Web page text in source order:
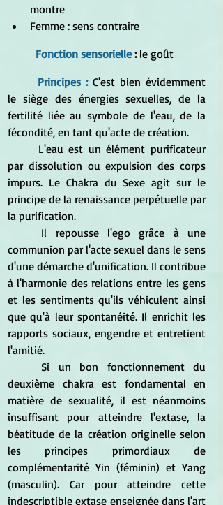
montre
Femme : sens contraire
Fonction sensorielle : le goût
Principes : C'est bien évidemment
le siège des énergies sexuelles, de la
fertilité liée au symbole de l'eau, de la
fécondité, en tant qu'acte de création.
par dissolution ou expulsion des corps
impurs. Le Chakra du Sexe agit sur le
principe de la renaissance perpétuelle par
la purification.
communion par l'acte sexuel dans le sens
d'une démarche d'unification. Il contribue
à l'harmonie des relations entre les gens
et les sentiments qu'ils véhiculent ainsi
que qu'à leur spontanéité. Il enrichit les
rapports sociaux, engendre et entretient
l'amitié.
deuxième chakra est fondamental en
matière de sexualité, il est néanmoins
insuffisant pour atteindre l'extase, la
béatitude de la création originelle selon
les principes primordiaux de
complémentarité Yin (féminin) et Yang
(masculin). Car pour atteindre cette
indescriptible extase enseignée dans l'art